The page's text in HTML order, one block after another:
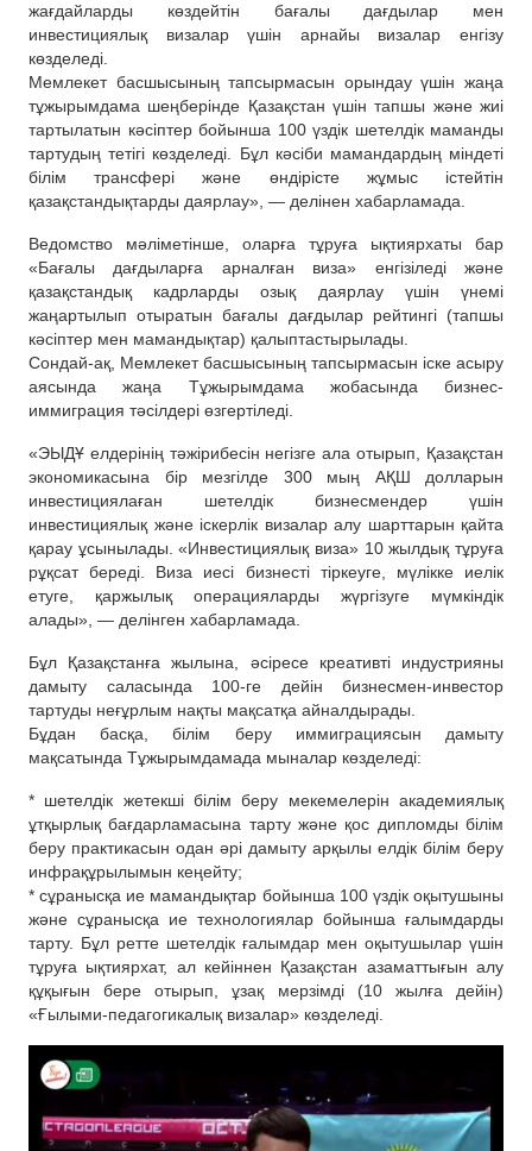
жағдайларды көздейтін бағалы дағдылар мен
инвестициялық визалар үшін арнайы визалар енгізу
көзделеді.
Мемлекет басшысының тапсырмасын орындау үшін жаңа
тұжырымдама шеңберінде Қазақстан үшін тапшы және жиі
тартылатын кәсіптер бойынша 100 үздік шетелдік маманды
тартудың тетігі көзделеді. Бұл кәсіби мамандардың міндеті
білім трансфері және өндірісте жұмыс істейтін
қазақстандықтарды даярлау», — делінен хабарламада.
Ведомство мәліметінше, оларға тұруға ықтиярхаты бар
«Бағалы дағдыларға арналған виза» енгізіледі және
қазақстандық кадрларды озық даярлау үшін үнемі
жаңартылып отыратын бағалы дағдылар рейтингі (тапшы
кәсіптер мен мамандықтар) қалыптастырылады.
Сондай-ақ, Мемлекет басшысының тапсырмасын іске асыру
аясында жаңа Тұжырымдама жобасында бизнес-
иммиграция тәсілдері өзгертіледі.
«ЭЫДҰ елдерінің тәжірибесін негізге ала отырып, Қазақстан
экономикасына бір мезгілде 300 мың АҚШ долларын
инвестициялаған шетелдік бизнесмендер үшін
инвестициялық және іскерлік визалар алу шарттарын қайта
қарау ұсынылады. «Инвестициялық виза» 10 жылдық тұруға
рұқсат береді. Виза иесі бизнесті тіркеуге, мүлікке иелік
етуге, қаржылық операцияларды жүргізуге мүмкіндік
алады», — делінген хабарламада.
Бұл Қазақстанға жылына, әсіресе креативті индустрияны
дамыту саласында 100-ге дейін бизнесмен-инвестор
тартуды неғұрлым нақты мақсатқа айналдырады.
Бұдан басқа, білім беру иммиграциясын дамыту
мақсатында Тұжырымдамада мыналар көзделеді:
* шетелдік жетекші білім беру мекемелерін академиялық
ұтқырлық бағдарламасына тарту және қос дипломды білім
беру практикасын одан әрі дамыту арқылы елдік білім беру
инфрақұрылымын кеңейту;
* сұранысқа ие мамандықтар бойынша 100 үздік оқытушыны
және сұранысқа ие технологиялар бойынша ғалымдарды
тарту. Бұл ретте шетелдік ғалымдар мен оқытушылар үшін
тұруға ықтиярхат, ал кейіннен Қазақстан азаматтығын алу
құқығын бере отырып, ұзақ мерзімді (10 жылға дейін)
«Ғылыми-педагогикалық визалар» көзделеді.